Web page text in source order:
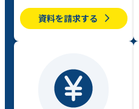
資料を請求する